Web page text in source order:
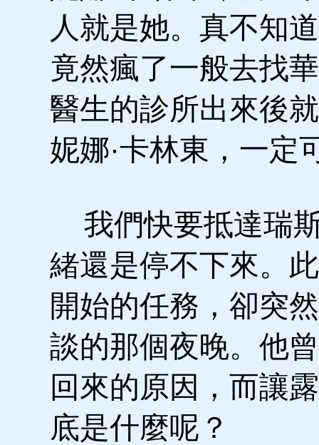
人就是她。真不知
竟然瘋了一般去找
醫生的診所出來後
妮娜·卡林東，一定
我們快要抵達瑞
緒還是停不下來。
開始的任務，卻突
談的那個夜晚。他
回來的原因，而讓
底是什麼呢？